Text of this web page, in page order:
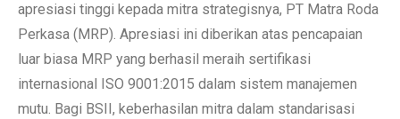
apresiasi tinggi kepada mitra strategisnya, PT Matra Roda
Perkasa (MRP). Apresiasi ini diberikan atas pencapaian
luar biasa MRP yang berhasil meraih sertifikasi
internasional ISO 9001:2015 dalam sistem manajemen
mutu. Bagi BSII, keberhasilan mitra dalam standarisasi